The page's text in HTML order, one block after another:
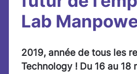
Lab
2019, année de tous les
Technology ! Du 16 au 18